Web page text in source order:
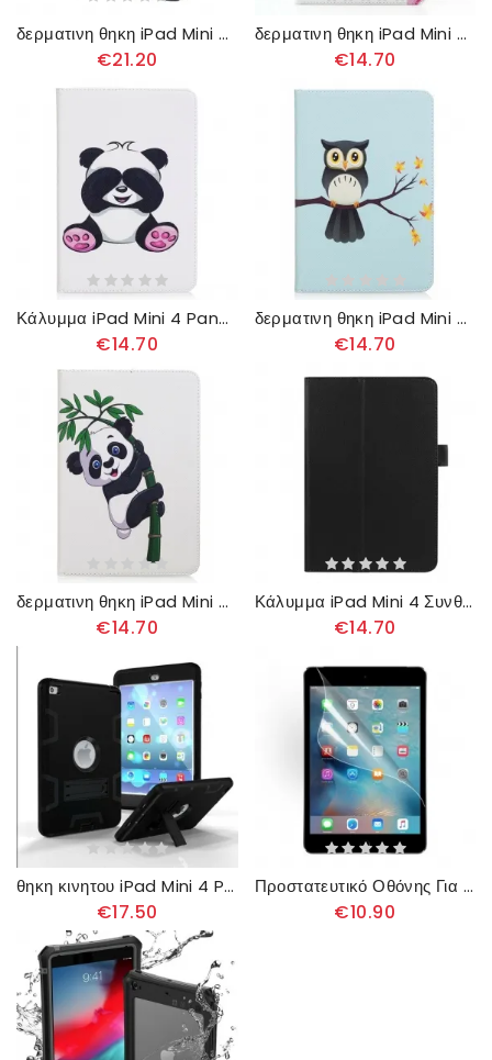
δερματινη θηκη iPad Mini 4 Premium Faux Leather
€21.20
δερματινη θηκη iPad Mini 4 Λουλούδι Ακουαρέλας
€14.70
Κάλυμμα iPad Mini 4 Panda Fun
€14.70
δερματινη θηκη iPad Mini 4 Κουκουβάγια Σκαρφαλωμένη Στο Κλαδί
€14.70
δερματινη θηκη iPad Mini 4 Panda On Bamboo
€14.70
Κάλυμμα iPad Mini 4 Συνθετικό Δέρμα Lychee
€14.70
θηκη κινητου iPad Mini 4 Premium Resistant
€17.50
Προστατευτικό Οθόνης Για iPad Mini 4 Lcd
€10.90